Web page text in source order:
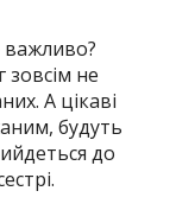
не
А цікаві
будуть
до